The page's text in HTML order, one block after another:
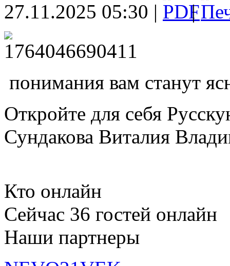
27.11.2025 05:30 | |
понимания вам станут
Откройте для себя
Сундакова Виталия
Кто онлайн
Сейчас 36 гостей онлайн
Наши партнеры